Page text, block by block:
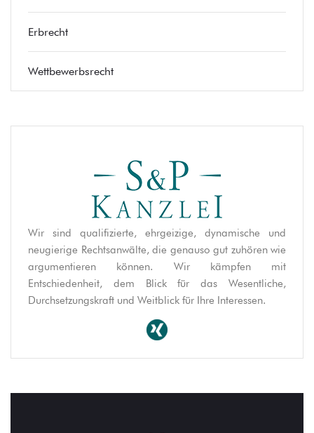
Erbrecht
Wettbewerbsrecht
Wir sind qualifizierte, ehrgeizige, dynamische und
neugierige Rechtsanwälte, die genauso gut zuhören wie
argumentieren können. Wir kämpfen mit
Entschiedenheit, dem Blick für das Wesentliche,
Durchsetzungskraft und Weitblick für Ihre Interessen.